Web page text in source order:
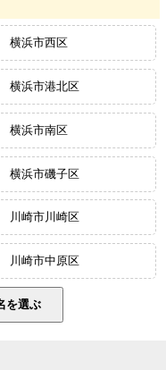
横浜市西区
横浜市港北区
横浜市南区
横浜市磯子区
川崎市川崎区
川崎市中原区